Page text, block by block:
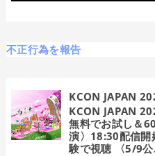
不正行為を報告
KCON JAPAN
KCON JAPAN
無料でお試し＆
演〉18:30配信
験で視聴 〈5/9